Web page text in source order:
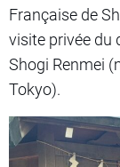
Française de
visite privée du
Shogi Renmei
Tokyo).